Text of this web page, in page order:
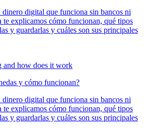
dinero digital que funciona sin bancos ni
te explicamos cómo funcionan, qué tipos
y guardarlas y cuáles son sus principales
y cómo funcionan?
dinero digital que funciona sin bancos ni
te explicamos cómo funcionan, qué tipos
y guardarlas y cuáles son sus principales